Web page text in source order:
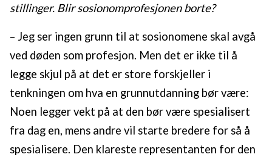
stillinger. Blir sosionomprofesjonen borte?
– Jeg ser ingen grunn til at sosionomene skal avgå
ved døden som profesjon. Men det er ikke til å
legge skjul på at det er store forskjeller i
tenkningen om hva en grunnutdanning bør være:
Noen legger vekt på at den bør være spesialisert
fra dag en, mens andre vil starte bredere for så å
spesialisere. Den klareste representanten for den